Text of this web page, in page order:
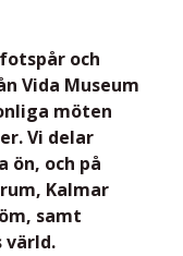
och
Vida Museum
möten
Vi delar
ön, och på
, Kalmar
, samt
värld.